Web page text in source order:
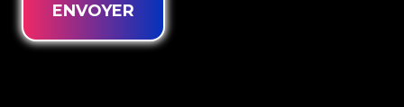
ENVOYER